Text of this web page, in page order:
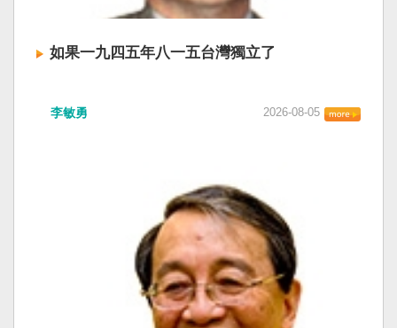
如果一九四五年八一五台灣獨立了
李敏勇 2026-08-05